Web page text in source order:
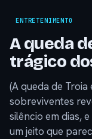
ENTRETENIMENTO
A queda
trágico
(A queda de
sobreviventes
silêncio em dias,
um jeito que